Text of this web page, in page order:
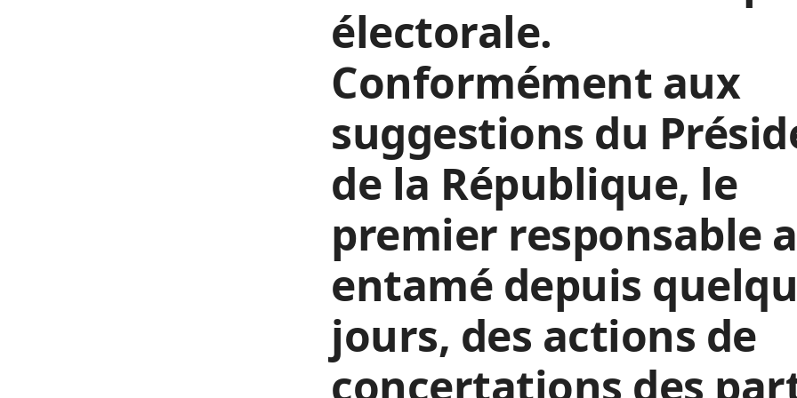
électorale.
Conformément aux
suggestions du
de la République, le
premier responsable a
entamé depuis
jours, des actions de
concertations des